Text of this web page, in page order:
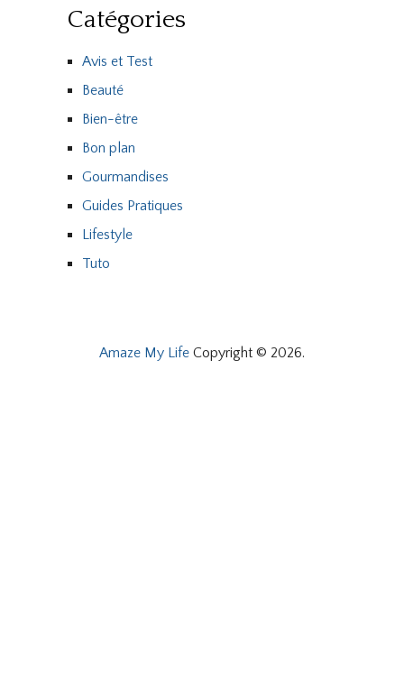
Catégories
Avis et Test
Beauté
Bien-être
Bon plan
Gourmandises
Guides Pratiques
Lifestyle
Tuto
Amaze My LifeCopyright © 2026.